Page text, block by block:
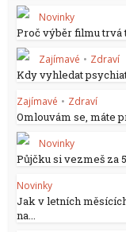
Novinky
Proč výběr filmu trvá
Zajímavé • Zdraví
Kdy vyhledat
Zajímavé • Zdraví
Omlouvám se, máte
Novinky
Půjčku si vezmeš za
Novinky
Jak v letních
na...